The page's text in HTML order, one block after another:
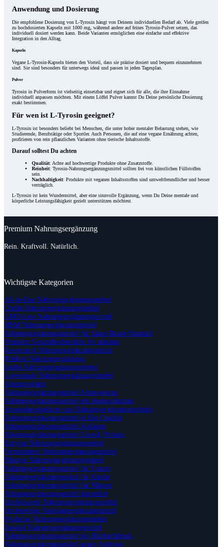
Anwendung und Dosierung
Die empfohlene Dosierung von L-Tyrosin hängt von Deinem individuellen Bedarf ab. Viele greifen
zu hochdosierten Kapseln mit 1000 mg, während andere auf feines Tyrosin-Pulver setzen, das
individuell dosiert werden kann. Beide Varianten ermöglichen eine einfache und effektive
Integration in den Alltag.
Kapseln
Vegane L-Tyrosin-Kapseln bieten den Vorteil, dass sie präzise dosiert und bequem einzunehmen
sind. Sie sind besonders für unterwegs ideal und passen in jeden Tagesplan.
Pulver
Tyrosin in Pulverform ist vielseitig einsetzbar und eignet sich für alle, die ihre Einnahme
individuell anpassen möchten. Mit einem Löffel Pulver kannst Du Deine persönliche Dosierung
exakt bestimmen.
Für wen ist L-Tyrosin geeignet?
L-Tyrosin ist besonders beliebt bei Menschen, die unter hoher mentaler Belastung stehen, wie
Studierende, Berufstätige oder Sportler. Auch Personen, die auf eine vegane Ernährung achten,
profitieren von rein pflanzlichen Varianten ohne tierische Inhaltsstoffe.
Darauf solltest Du achten
Qualität: Achte auf hochwertige Produkte ohne Zusatzstoffe.
Reinheit: Tyrosin-Nahrungsergänzungsmittel sollten frei von künstlichen Füllstoffen
sein.
Nachhaltigkeit: Produkte mit veganen Inhaltsstoffen sind umweltfreundlicher und besser
verträglich.
L-Tyrosin ist kein Wundermittel, aber eine sinnvolle Ergänzung, wenn Du Deine mentale und
körperliche Leistungsfähigkeit gezielt unterstützen möchtest.
Premium Nahrungsergänzung
Rein. Kraftvoll. Natürlich.
Wichtigste Kategorien
All-in-One Nahrungsergänzungsmittel
Cholin Nahrungsergänzungsmittel
GMO-freie Nahrungsergänzungsmittel
MSM Nahrungsergänzungsmittel
Nahrungsergänzungsmittel für Säure-Basen-Haushalt
Premium Gesundheitstestkits für zuhause
Resveratrol Nahrungsergänzungsmittel
Rohkost Nahrungsergänzung
Inulin Nahrungsergänzungsmittel
Liposomale Nahrungsergänzungsmittel
Algenprodukte
Nahrungsergänzungsmittel Aminosäuren
Nahrungsergänzungsmittel mit Antioxidantien
Anwendungsgebiete von Nahrungsergänzungsmitteln
Nahrungsergänzungsmittel in Bio Qualität
Nahrungsergänzungsmittel Kollagen
Nahrungsergänzungsmittel Eiweiß, Protein
Enzyme Nahrungsergänzungsmittel
Fermentierte Nahrungsergänzungsmittel
Flüssige Nahrungsergänzungsmittel
Nahrungsergänzungsmittel für Frauen
Nahrungsergänzungsmittel für Kinder
Nahrungsergänzungsmittel für Männer
Nahrungsergänzungsmittel glutenfrei
Hochdosierte Nahrungsergänzungsmittel
Hochwertige Nahrungsergänzungsmittel
Hyaluron Nahrungsergänzungsmittel
Inositol Nahrungsergänzungsmittel
Nahrungsergänzungsmittel bei Bluthochdruck
Nahrungsergänzungsmittel gegen Arthrose